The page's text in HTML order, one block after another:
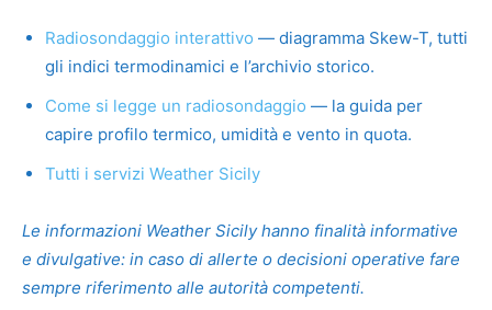
Radiosondaggio interattivo — diagramma Skew-T, tutti
gli indici termodinamici e l’archivio storico.
Come si legge un radiosondaggio — la guida per
capire profilo termico, umidità e vento in quota.
Tutti i servizi Weather Sicily
Le informazioni Weather Sicily hanno finalità informative
e divulgative: in caso di allerte o decisioni operative fare
sempre riferimento alle autorità competenti.